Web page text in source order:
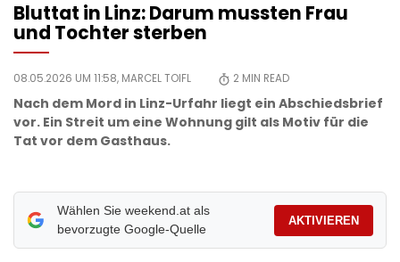
Bluttat in Linz: Darum mussten Frau
und Tochter sterben
08.05.2026 UM 11:58, MARCEL TOIFL 2 MIN READ
Nach dem Mord in Linz-Urfahr liegt ein Abschiedsbrief
vor. Ein Streit um eine Wohnung gilt als Motiv für die
Tat vor dem Gasthaus.
Wählen Sie weekend.at als
bevorzugte Google-Quelle
AKTIVIEREN